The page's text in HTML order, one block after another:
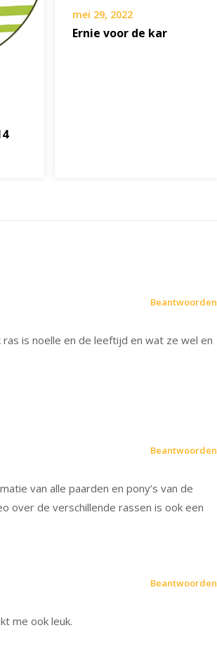
mei 29, 2022
Ernie voor de kar
is noelle en de leeftijd en wat ze wel en
Beantwoorden
van alle paarden en pony’s van de
over de verschillende rassen is ook een
Beantwoorden
me ook leuk.
Beantwoorden